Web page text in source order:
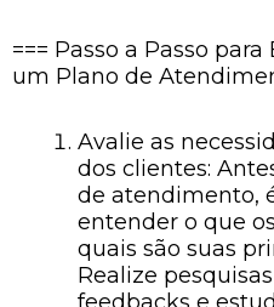
=== Passo a Passo
um Plano de
Avalie as
dos clientes:
de atendimento,
entender o que
quais são suas
Realize
feedbacks e